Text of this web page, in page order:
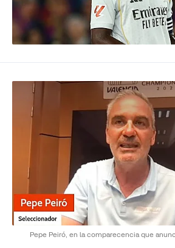
Pepe Peiró, en la comparecencia que